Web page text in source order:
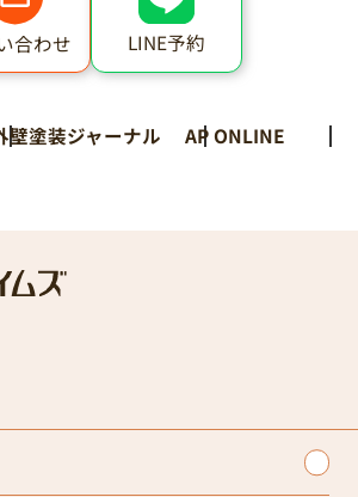
合わせ LINE予約
壁塗装ジャーナル AP ONLINE